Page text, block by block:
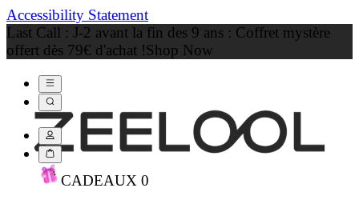
Accessibility Statement
Last Call : J-2 avant la fin des 9 ans : Coffret mystère
offert dès 79€ d'achat !Shop Now
CADEAUX 0